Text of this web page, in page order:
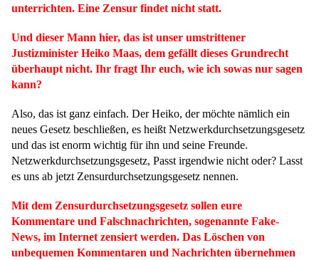
unterrichten. Eine Zensur findet nicht statt.
Und dieser Mann hier, das ist unser umstrittener
Justizminister Heiko Maas, dem gefällt dieses Grundrecht
überhaupt nicht. Ihr fragt Ihr euch, wie ich sowas nur sagen
kann?
Also, das ist ganz einfach. Der Heiko, der möchte nämlich ein
neues Gesetz beschließen, es heißt Netzwerkdurchsetzungsgesetz
und das ist enorm wichtig für ihn und seine Freunde.
Netzwerkdurchsetzungsgesetz, Passt irgendwie nicht oder? Lasst
es uns ab jetzt Zensurdurchsetzungsgesetz nennen.
Mit dem Zensurdurchsetzungsgesetz sollen eure
Kommentare und Falschnachrichten, sogenannte Fake-
News, im Internet zensiert werden. Das Löschen von
unbequemen Kommentaren und Nachrichten übernehmen